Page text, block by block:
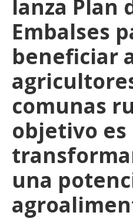
lanza Plan
Embalses
beneficiar
comunas
objetivo es
una